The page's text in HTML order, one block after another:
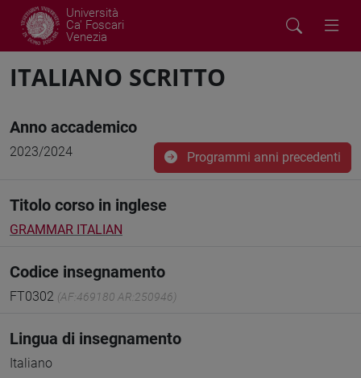
Università
Ca' Foscari
Venezia
ITALIANO SCRITTO
Anno accademico
2023/2024 Programmi anni precedenti
Titolo corso in inglese
GRAMMAR ITALIAN
Codice insegnamento
FT0302 (AF:469180 AR:250946)
Lingua di insegnamento
Italiano